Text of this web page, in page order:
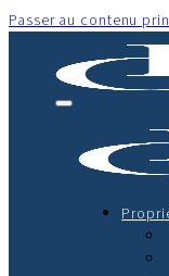
Passer au contenu